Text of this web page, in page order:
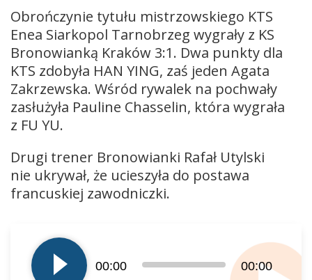
Obrończynie tytułu mistrzowskiego KTS
Enea Siarkopol Tarnobrzeg wygrały z KS
Bronowianką Kraków 3:1. Dwa punkty dla
KTS zdobyła HAN YING, zaś jeden Agata
Zakrzewska. Wśród rywalek na pochwały
zasłużyła Pauline Chasselin, która wygrała
z FU YU.
Drugi trener Bronowianki Rafał Utylski
nie ukrywał, że ucieszyła do postawa
francuskiej zawodniczki.
plików
dźwiękowych
00:00 00:00